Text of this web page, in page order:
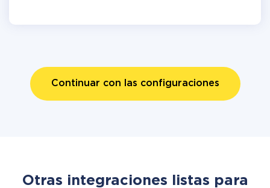
Continuar con las configuraciones
Otras integraciones listas para